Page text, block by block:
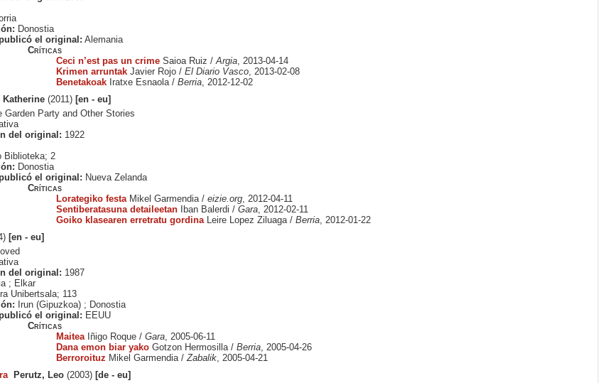
Donostia
el original: Alemania
Críticas
Ceci n’est pas un crimeSaioa Ruiz /Argia, 2013-04-14
Krimen arruntakJavier Rojo / El Diario Vasco, 2013-02-08
BenetakoakIratxe Esnaola / Berria, 2012-12-02
Katherine(2011) [en - eu]
Garden Party and Other Stories
del original: 1922
Biblioteka; 2
Donostia
el original: Nueva Zelanda
Críticas
Lorategiko festaMikel Garmendia / eizie.org, 2012-04-11
Sentiberatasuna detaileetanIban Balerdi / Gara, 2012-02-11
Goiko klasearen erretratu gordinaLeire Lopez Ziluaga / Berria, 2012-01-22
[en - eu]
del original: 1987
; Elkar
Unibertsala; 113
Irun (Gipuzkoa) ; Donostia
el original: EEUU
Críticas
MaiteaIñigo Roque / Gara, 2005-06-11
Dana emon biar yakoGotzon Hermosilla / Berria, 2005-04-26
Berroroituz Mikel Garmendia /Zabalik, 2005-04-21
Perutz, Leo(2003) [de - eu]